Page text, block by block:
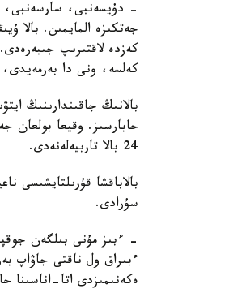
- دۇيسەنبى، سارسەنبى،
جەتكىزە المايمىن. بالا
كەزدە لاقتىرىپ
كەلسە، ونى دا
بالانىڭ جاقىندارىنىڭ
حابارسىز. وقيعا بولعان
24 بالا تاربيەلەنەدى.
بالاباقشا قۇرىلتايشىسى
سۇرادى.
- ءبىز مۇنى بىلگەن
ءبىراق ول ناقتى جاۋاپ
ەكەنىمىزدى اتا-اناسىنا